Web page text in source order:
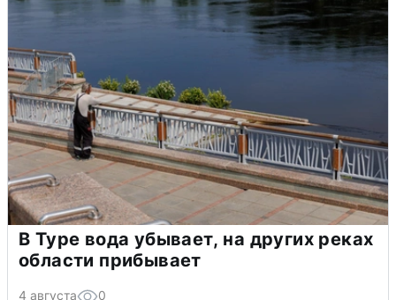
В Туре вода убывает, на других реках
области прибывает
4 августа 0